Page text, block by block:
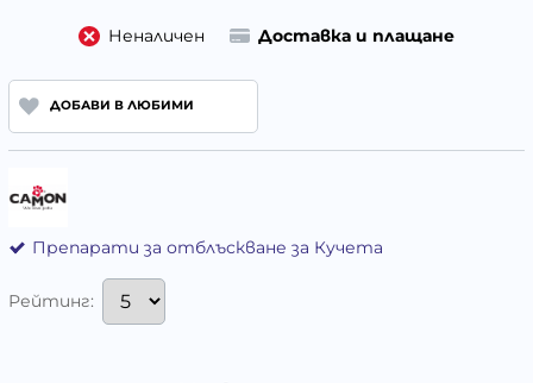
Неналичен Доставка и плащане
ДОБАВИ В ЛЮБИМИ
Препарати за отблъскване за Кучета
Рейтинг: